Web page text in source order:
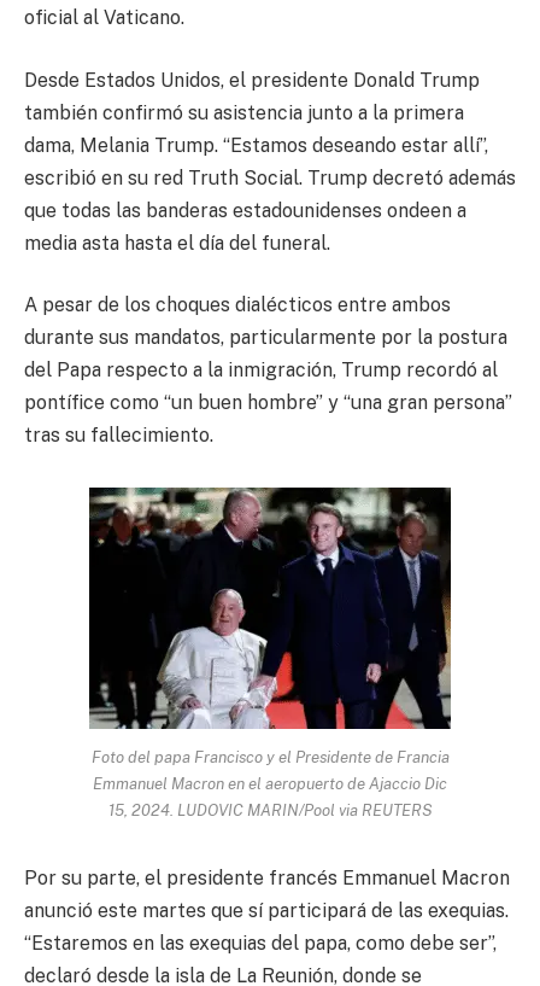
oficial al Vaticano.
Desde Estados Unidos, el presidente Donald Trump
también confirmó su asistencia junto a la primera
dama, Melania Trump. “Estamos deseando estar allí”,
escribió en su red Truth Social. Trump decretó además
que todas las banderas estadounidenses ondeen a
media asta hasta el día del funeral.
A pesar de los choques dialécticos entre ambos
durante sus mandatos, particularmente por la postura
del Papa respecto a la inmigración, Trump recordó al
pontífice como “un buen hombre” y “una gran persona”
tras su fallecimiento.
Foto del papa Francisco y el Presidente de Francia
Emmanuel Macron en el aeropuerto de Ajaccio Dic
15, 2024. LUDOVIC MARIN/Pool via REUTERS
Por su parte, el presidente francés Emmanuel Macron
anunció este martes que sí participará de las exequias.
“Estaremos en las exequias del papa, como debe ser”,
declaró desde la isla de La Reunión, donde se